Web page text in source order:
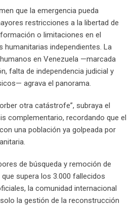
que la emergencia pueda
restricciones a la libertad de
o limitaciones en el
independientes. La
en Venezuela —marcada
falta de independencia judicial y
agrava el panorama.
otra catástrofe”, subraya el
complementario, recordando que el
una población ya golpeada por
de búsqueda y remoción de
supera los 3.000 fallecidos
la comunidad internacional
la gestión de la reconstrucción